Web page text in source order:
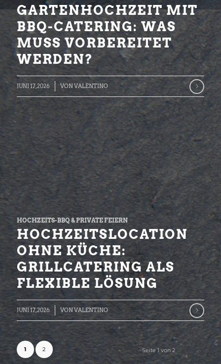
GARTENHOCHZEIT MIT
BBQ-CATERING: WAS
MUSS VORBEREITET
WERDEN?
JUNI 17, 2026 VONVALENTINO
HOCHZEITS-BBQ & PRIVATE FEIERN
HOCHZEITSLOCATION
OHNE KÜCHE:
GRILLCATERING ALS
FLEXIBLE LÖSUNG
JUNI 17, 2026 VONVALENTINO
Seite 1 von 2
1 2